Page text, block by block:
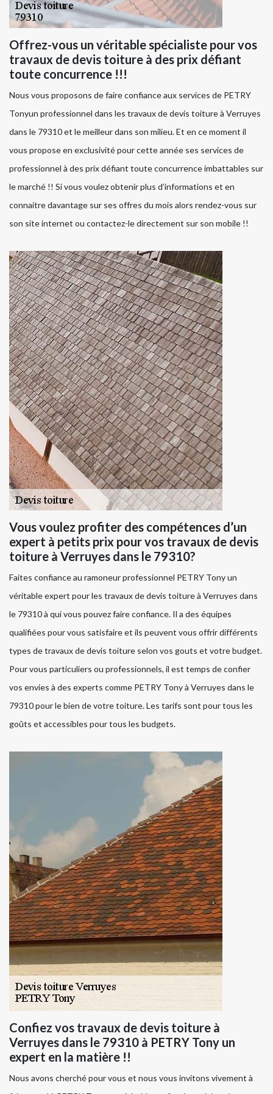
Offrez-vous un véritable spécialiste pour vos
travaux de devis toiture à des prix défiant
toute concurrence !!!
Nous vous proposons de faire confiance aux services de PETRY
Tonyun professionnel dans les travaux de devis toiture à Verruyes
dans le 79310 et le meilleur dans son milieu. Et en ce moment il
vous propose en exclusivité pour cette année ses services de
professionnel à des prix défiant toute concurrence imbattables sur
le marché !! Si vous voulez obtenir plus d’informations et en
connaitre davantage sur ses offres du mois alors rendez-vous sur
son site internet ou contactez-le directement sur son mobile !!
Vous voulez profiter des compétences d’un
expert à petits prix pour vos travaux de devis
toiture à Verruyes dans le 79310?
Faites confiance au ramoneur professionnel PETRY Tony un
véritable expert pour les travaux de devis toiture à Verruyes dans
le 79310 à qui vous pouvez faire confiance. Il a des équipes
qualifiées pour vous satisfaire et ils peuvent vous offrir différents
types de travaux de devis toiture selon vos gouts et votre budget.
Pour vous particuliers ou professionnels, il est temps de confier
vos envies à des experts comme PETRY Tony à Verruyes dans le
79310 pour le bien de votre toiture. Les tarifs sont pour tous les
goûts et accessibles pour tous les budgets.
Confiez vos travaux de devis toiture à
Verruyes dans le 79310 à PETRY Tony un
expert en la matière !!
Nous avons cherché pour vous et nous vous invitons vivement à